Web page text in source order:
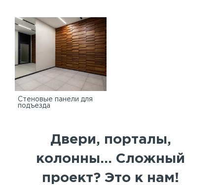
Стеновые панели для
подъезда
Двери, порталы,
колонны... Сложный
проект? Это к нам!